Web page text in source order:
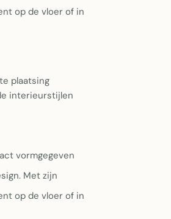
op de vloer of in
plaatsing
interieurstijlen
vormgegeven
Met zijn
op de vloer of in